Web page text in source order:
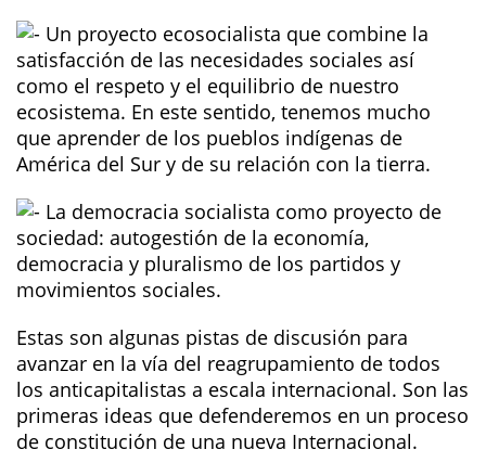
Un proyecto ecosocialista que combine la
satisfacción de las necesidades sociales así
como el respeto y el equilibrio de nuestro
ecosistema. En este sentido, tenemos mucho
que aprender de los pueblos indígenas de
América del Sur y de su relación con la tierra.
La democracia socialista como proyecto de
sociedad: autogestión de la economía,
democracia y pluralismo de los partidos y
movimientos sociales.
Estas son algunas pistas de discusión para
avanzar en la vía del reagrupamiento de todos
los anticapitalistas a escala internacional. Son las
primeras ideas que defenderemos en un proceso
de constitución de una nueva Internacional.